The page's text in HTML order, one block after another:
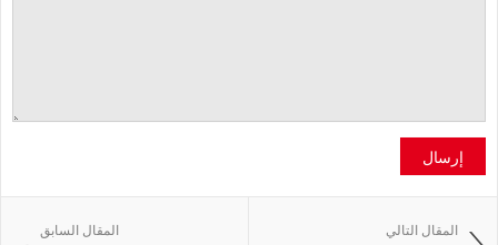
إرسال
المقال السابق المقال التالي